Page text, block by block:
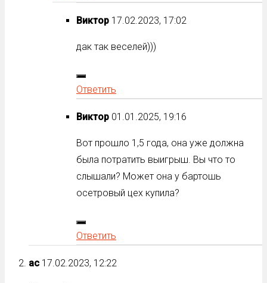
Виктор 17.02.2023, 17:02
дак так веселей)))
Ответить
Виктор 01.01.2025, 19:16
Вот прошло 1,5 года, она уже должна
была потратить выигрыш. Вы что то
слышали? Может она у бартошь
осетровый цех купила?
Ответить
ас 17.02.2023, 12:22